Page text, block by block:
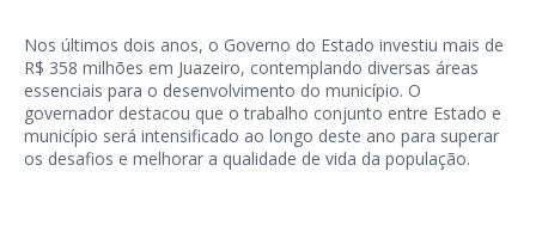
Nos últimos dois anos, o Governo do Estado investiu mais de
R$ 358 milhões em Juazeiro, contemplando diversas áreas
essenciais para o desenvolvimento do município. O
governador destacou que o trabalho conjunto entre Estado e
município será intensificado ao longo deste ano para superar
os desafios e melhorar a qualidade de vida da população.